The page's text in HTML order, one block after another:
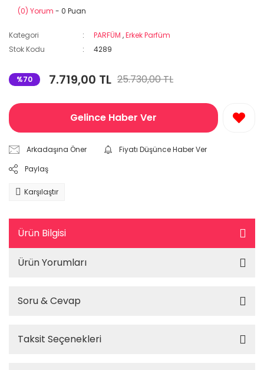
(0) Yorum - 0 Puan
Kategori PARFÜM ,Erkek Parfüm
Stok Kodu
4289
%70 7.719,00 TL 25.730,00 TL
Gelince Haber Ver
Arkadaşına Öner
Fiyatı Düşünce Haber Ver
Paylaş
Karşılaştır
Ürün Bilgisi
Ürün Yorumları
Soru & Cevap
Taksit Seçenekleri